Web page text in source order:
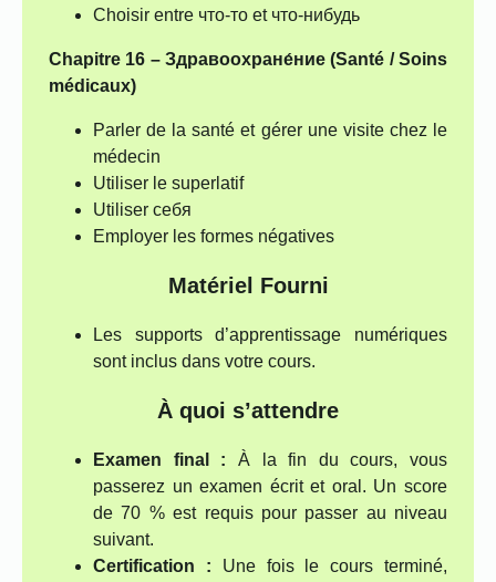
Choisir entre что-то et что-нибудь
Chapitre 16 – Здравоохране́ние (Santé / Soins
médicaux)
Parler de la santé et gérer une visite chez le
médecin
Utiliser le superlatif
Utiliser себя
Employer les formes négatives
Matériel Fourni
Les supports d’apprentissage numériques
sont inclus dans votre cours.
À quoi s’attendre
Examen final : À la fin du cours, vous
passerez un examen écrit et oral. Un score
de 70 % est requis pour passer au niveau
suivant.
Certification : Une fois le cours terminé,